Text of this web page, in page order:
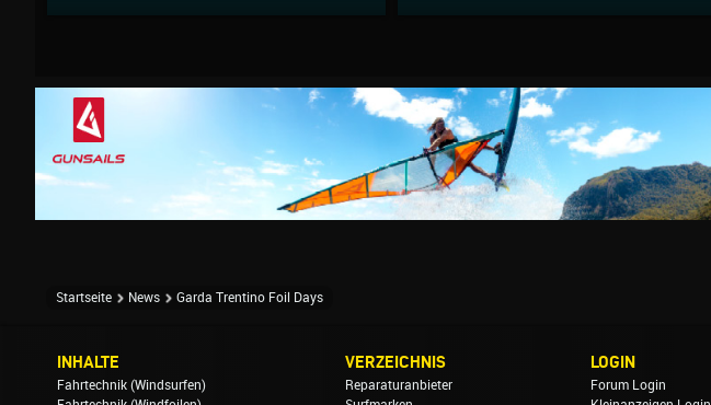
Startseite News Garda Trentino Foil Days
INHALTE
Fahrtechnik (Windsurfen)
VERZEICHNIS
Reparaturanbieter
LOGIN
Forum Login